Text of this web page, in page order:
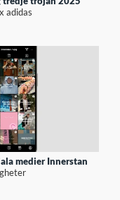
adidas
medier Innerstan